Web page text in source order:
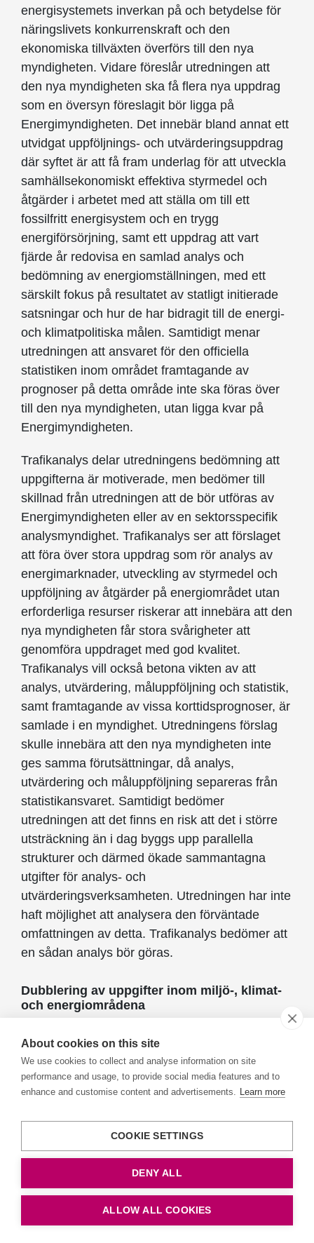
About cookies on this site
We use cookies to collect and analyse information on site
performance and usage, to provide social media features and to
enhance and customise content and advertisements. Learn more
COOKIE SETTINGS
DENY ALL
ALLOW ALL COOKIES
energisystemets inverkan på och betydelse för
näringslivets konkurrenskraft och den
ekonomiska tillväxten överförs till den nya
myndigheten. Vidare föreslår utredningen att
den nya myndigheten ska få flera nya uppdrag
som en översyn föreslagit bör ligga på
Energimyndigheten. Det innebär bland annat ett
utvidgat uppföljnings- och utvärderingsuppdrag
där syftet är att få fram underlag för att utveckla
samhällsekonomiskt effektiva styrmedel och
åtgärder i arbetet med att ställa om till ett
fossilfritt energisystem och en trygg
energiförsörjning, samt ett uppdrag att vart
fjärde år redovisa en samlad analys och
bedömning av energiomställningen, med ett
särskilt fokus på resultatet av statligt initierade
satsningar och hur de har bidragit till de energi-
och klimatpolitiska målen. Samtidigt menar
utredningen att ansvaret för den officiella
statistiken inom området framtagande av
prognoser på detta område inte ska föras över
till den nya myndigheten, utan ligga kvar på
Energimyndigheten.
Trafikanalys delar utredningens bedömning att
uppgifterna är motiverade, men bedömer till
skillnad från utredningen att de bör utföras av
Energimyndigheten eller av en sektorsspecifik
analysmyndighet. Trafikanalys ser att förslaget
att föra över stora uppdrag som rör analys av
energimarknader, utveckling av styrmedel och
uppföljning av åtgärder på energiområdet utan
erforderliga resurser riskerar att innebära att den
nya myndigheten får stora svårigheter att
genomföra uppdraget med god kvalitet.
Trafikanalys vill också betona vikten av att
analys, utvärdering, måluppföljning och statistik,
samt framtagande av vissa korttidsprognoser, är
samlade i en myndighet. Utredningens förslag
skulle innebära att den nya myndigheten inte
ges samma förutsättningar, då analys,
utvärdering och måluppföljning separeras från
statistikansvaret. Samtidigt bedömer
utredningen att det finns en risk att det i större
utsträckning än i dag byggs upp parallella
strukturer och därmed ökade sammantagna
utgifter för analys- och
utvärderingsverksamheten. Utredningen har inte
haft möjlighet att analysera den förväntade
omfattningen av detta. Trafikanalys bedömer att
en sådan analys bör göras.
Dubblering av uppgifter inom miljö-, klimat-
och energiområdena
får i uppgift attutvärdera och analysera
samhällsekonomiska effektiviteten och
måluppfyllelseninommiljö-, klimat- energi- och
. Trafikanalys har i uppdrag att
årligen redovisa en uppföljning av de
transportpolitiska målen. Uppföljningen av
miljömålen involverar idag ett flertal
myndigheter. Naturvårdsverket har en
samordnande roll för uppföljningen och ska
årligen samlat analysera, bedöma och redovisa